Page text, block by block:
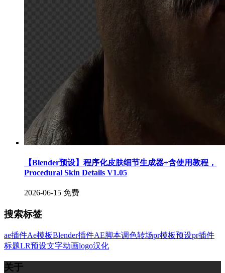
【Blender预设】程序化皮肤细节生成器+含使用教程，
Procedural Skin Details V1.05
2026-06-15 免费
搜索标签
ae插件Ae模板Blender插件AE脚本调色转场pr模板预设pr插件
标题LR预设文字动画logo汉化
关于